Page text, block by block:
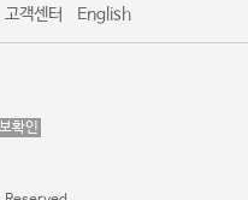
고객센터 English
확인